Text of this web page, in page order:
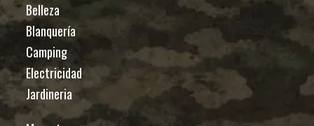
Belleza
Blanquería
Camping
Electricidad
Jardineria